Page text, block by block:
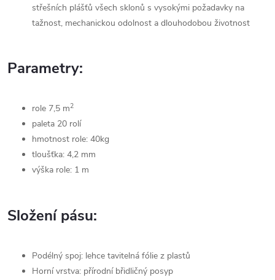
střešních plášťů všech sklonů s vysokými požadavky na
tažnost, mechanickou odolnost a dlouhodobou životnost
Parametry:
role 7,5 m2
paleta 20 rolí
hmotnost role: 40kg
tloušťka: 4,2 mm
výška role: 1 m
Složení pásu:
Podélný spoj: lehce tavitelná fólie z plastů
Horní vrstva: přírodní břidličný posyp